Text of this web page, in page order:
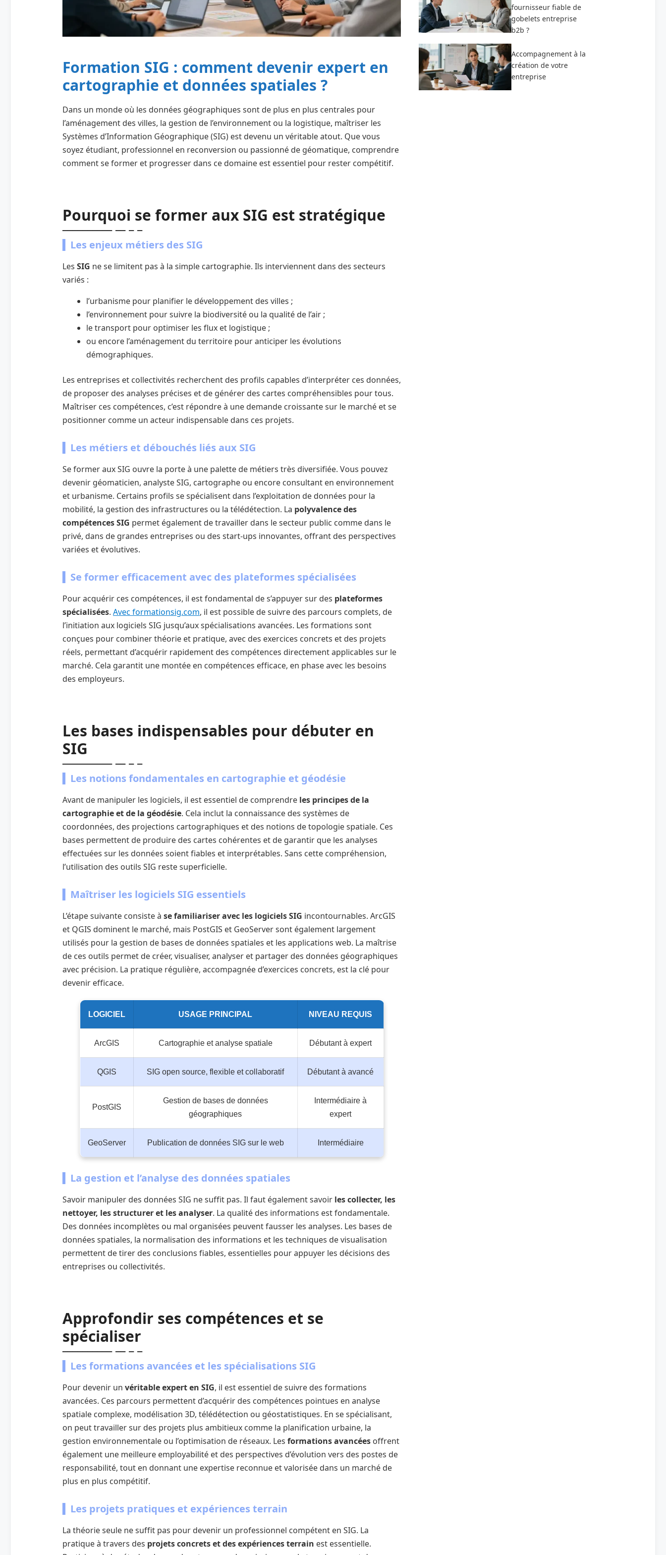
Formation SIG : comment devenir expert en
cartographie et données spatiales ?
Dans un monde où les données géographiques sont de plus en plus centrales pour
l’aménagement des villes, la gestion de l’environnement ou la logistique, maîtriser les
Systèmes d’Information Géographique (SIG) est devenu un véritable atout. Que vous
soyez étudiant, professionnel en reconversion ou passionné de géomatique, comprendre
comment se former et progresser dans ce domaine est essentiel pour rester compétitif.
Pourquoi se former aux SIG est stratégique
Les enjeux métiers des SIG
Les SIG ne se limitent pas à la simple cartographie. Ils interviennent dans des secteurs
variés :
l’urbanisme pour planifier le développement des villes ;
l’environnement pour suivre la biodiversité ou la qualité de l’air ;
le transport pour optimiser les flux et logistique ;
ou encore l’aménagement du territoire pour anticiper les évolutions
démographiques.
Les entreprises et collectivités recherchent des profils capables d’interpréter ces données,
de proposer des analyses précises et de générer des cartes compréhensibles pour tous.
Maîtriser ces compétences, c’est répondre à une demande croissante sur le marché et se
positionner comme un acteur indispensable dans ces projets.
Les métiers et débouchés liés aux SIG
Se former aux SIG ouvre la porte à une palette de métiers très diversifiée. Vous pouvez
devenir géomaticien, analyste SIG, cartographe ou encore consultant en environnement
et urbanisme. Certains profils se spécialisent dans l’exploitation de données pour la
mobilité, la gestion des infrastructures ou la télédétection. La polyvalence des
compétences SIG permet également de travailler dans le secteur public comme dans le
privé, dans de grandes entreprises ou des start-ups innovantes, offrant des perspectives
variées et évolutives.
Se former efficacement avec des plateformes spécialisées
Pour acquérir ces compétences, il est fondamental de s’appuyer sur des plateformes
spécialisées. Avec formationsig.com, il est possible de suivre des parcours complets, de
l’initiation aux logiciels SIG jusqu’aux spécialisations avancées. Les formations sont
conçues pour combiner théorie et pratique, avec des exercices concrets et des projets
réels, permettant d’acquérir rapidement des compétences directement applicables sur le
marché. Cela garantit une montée en compétences efficace, en phase avec les besoins
des employeurs.
Les bases indispensables pour débuter en
SIG
Les notions fondamentales en cartographie et géodésie
Avant de manipuler les logiciels, il est essentiel de comprendre les principes de la
cartographie et de la géodésie. Cela inclut la connaissance des systèmes de
coordonnées, des projections cartographiques et des notions de topologie spatiale. Ces
bases permettent de produire des cartes cohérentes et de garantir que les analyses
effectuées sur les données soient fiables et interprétables. Sans cette compréhension,
l’utilisation des outils SIG reste superficielle.
Maîtriser les logiciels SIG essentiels
L’étape suivante consiste à se familiariser avec les logiciels SIG incontournables. ArcGIS
et QGIS dominent le marché, mais PostGIS et GeoServer sont également largement
utilisés pour la gestion de bases de données spatiales et les applications web. La maîtrise
de ces outils permet de créer, visualiser, analyser et partager des données géographiques
avec précision. La pratique régulière, accompagnée d’exercices concrets, est la clé pour
devenir efficace.
LOGICIEL USAGE PRINCIPAL NIVEAU REQUIS
ArcGIS Cartographie et analyse spatiale Débutant à expert
QGIS SIG open source, flexible et collaboratif Débutant à avancé
PostGIS
Gestion de bases de données
géographiques
Intermédiaire à
expert
GeoServer Publication de données SIG sur le web Intermédiaire
La gestion et l’analyse des données spatiales
Savoir manipuler des données SIG ne suffit pas. Il faut également savoir les collecter, les
nettoyer, les structurer et les analyser. La qualité des informations est fondamentale.
Des données incomplètes ou mal organisées peuvent fausser les analyses. Les bases de
données spatiales, la normalisation des informations et les techniques de visualisation
permettent de tirer des conclusions fiables, essentielles pour appuyer les décisions des
entreprises ou collectivités.
Approfondir ses compétences et se
spécialiser
Les formations avancées et les spécialisations SIG
Pour devenir un véritable expert en SIG, il est essentiel de suivre des formations
avancées. Ces parcours permettent d’acquérir des compétences pointues en analyse
spatiale complexe, modélisation 3D, télédétection ou géostatistiques. En se spécialisant,
on peut travailler sur des projets plus ambitieux comme la planification urbaine, la
gestion environnementale ou l’optimisation de réseaux. Les formations avancées offrent
également une meilleure employabilité et des perspectives d’évolution vers des postes de
responsabilité, tout en donnant une expertise reconnue et valorisée dans un marché de
plus en plus compétitif.
Les projets pratiques et expériences terrain
La théorie seule ne suffit pas pour devenir un professionnel compétent en SIG. La
pratique à travers des projets concrets et des expériences terrain est essentielle.
fournisseur fiable de
gobelets entreprise
b2b ?
Accompagnement à la
création de votre
entreprise